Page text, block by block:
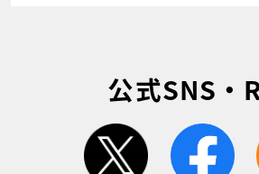
公式SNS・
twitter